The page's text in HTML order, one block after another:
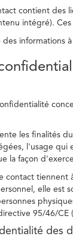
contient des
intégré).
informations
les finalités
l'usage qui
la façon
contact
elle est
95/46/CE
des